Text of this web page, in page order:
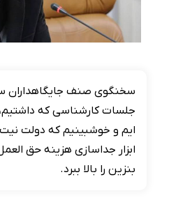
سخنگوی صنف
جلسات کارشناسی که
ایم و خوشبینیم که دولت
ابزار جداسازی هزینه حق
بنزین را بالا ببرد.